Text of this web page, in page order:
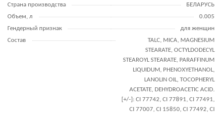
Страна производства
БЕЛАРУСЬ
Объем, л
0.005
Гендерный признак
для женщин
Состав
TALC, MICA, MAGNESIUM
STEARATE, OCTYLDODECYL
STEAROYL STEARATE, PARAFFINUM
LIQUIDUM, PHENOXYETHANOL,
LANOLIN OIL, TOCOPHERYL
ACETATE, DEHYDROACETIC ACID.
[+/-]: CI 77742, CI 77891, CI 77491,
CI 77007, CI 15850, CI 77492, CI